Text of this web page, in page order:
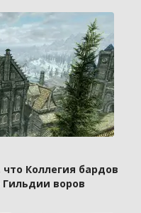
Коллегия бардов
воров